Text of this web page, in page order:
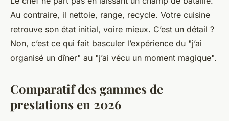
Au contraire, il nettoie, range, recycle. Votre cuisine
retrouve son état initial, voire mieux. C’est un détail ?
Non, c’est ce qui fait basculer l’expérience du "j’ai
organisé un dîner" au "j’ai vécu un moment magique".
Comparatif des gammes de
prestations en 2026